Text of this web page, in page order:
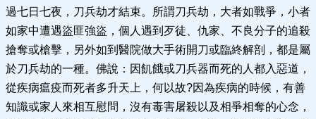
過七日七夜，刀兵劫才結束。所謂刀兵劫，大者如戰爭，小者
如家中遭遇盜匪強盜，個人遇到歹徒、仇家、不良分子的追殺
搶奪或槍擊，另外如到醫院做大手術開刀或臨終解剖，都是屬
於刀兵劫的一種。佛說：因飢餓或刀兵器而死的人都入惡道，
從疾病瘟疫而死者多升天上，何以故?因為疾病的時候，有善
知識或家人來相互慰問，沒有毒害屠殺以及相爭相奪的心念，